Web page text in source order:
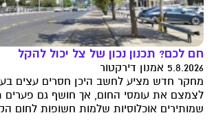
חם לכם? תכנון נכון של צל יכול להקל
5.8.2026 אמנון דירקטור
מחקר חדש מציע לחשב היכן חסרים עצים
לצמצם את עומסי החום, אך חושף גם פערים
שמותירים אוכלוסיות שלמות חשופות לחום